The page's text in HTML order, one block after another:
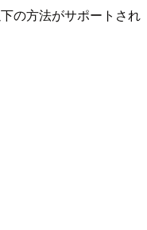
の方法がサポートされ